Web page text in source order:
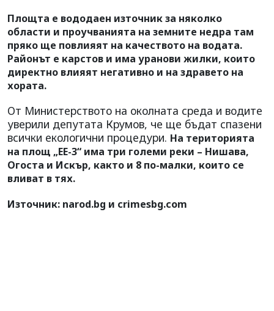
Площта е вододаен източник за няколко
области и проучванията на земните недра там
пряко ще повлияят на качеството на водата.
Районът е карстов и има уранови жилки, които
директно влияят негативно и на здравето на
хората.
От Министерството на околната среда и водите
уверили депутата Крумов, че ще бъдат спазени
всички екологични процедури. На територията
на площ „ЕЕ-3“ има три големи реки – Нишава,
Огоста и Искър, както и 8 по-малки, които се
вливат в тях.
Източник: narod.bg и crimesbg.com